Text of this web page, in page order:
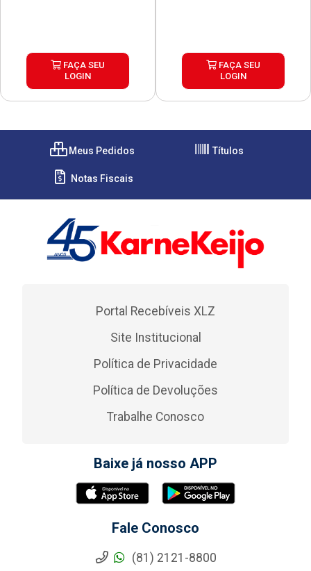
FAÇA SEU
LOGIN
FAÇA SEU
LOGIN
Meus Pedidos Títulos
Notas Fiscais
Portal Recebíveis XLZ
Site Institucional
Política de Privacidade
Política de Devoluções
Trabalhe Conosco
Baixe já nosso APP
Fale Conosco
(81) 2121-8800